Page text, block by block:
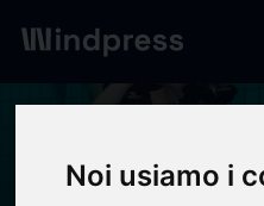
Noi usiamo i